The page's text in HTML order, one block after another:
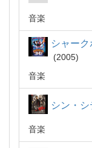
音楽
シャー
2005
音楽
シン・シ
音楽